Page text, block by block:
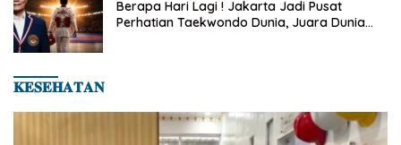
Berapa Hari Lagi ! Jakarta Jadi Pusat
Perhatian Taekwondo Dunia, Juara Dunia
𝐊𝐄𝐒𝐄𝐇𝐀𝐓𝐀𝐍